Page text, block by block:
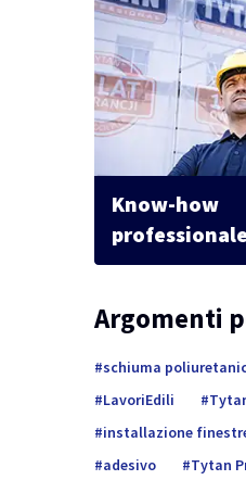
Know-how
professionale
Argomenti
schiuma
LavoriEdili
installazione
adesivo
Tytan